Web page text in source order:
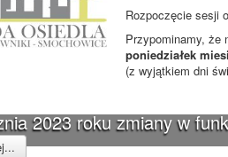
2023 roku zmiany w
Rozpoczęcie sesji
Przypominamy, że
poniedziałek
(z wyjątkiem dni